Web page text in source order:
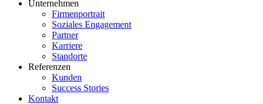
Unternehmen
Firmenportrait
Soziales Engagement
Partner
Karriere
Standorte
Referenzen
Kunden
Success Stories
Kontakt